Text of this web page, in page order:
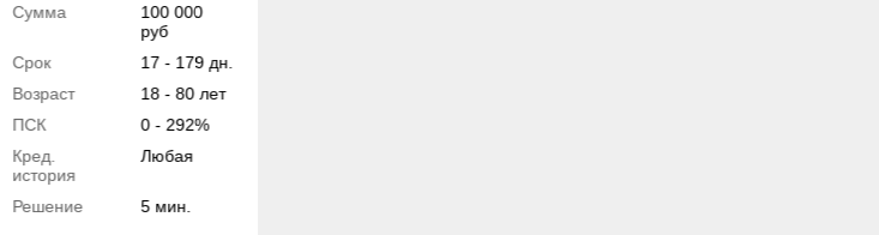
Сумма
100 000
руб
Срок
17 - 179 дн.
Возраст
18 - 80 лет
ПСК
0 - 292%
Кред.
история
Любая
Решение 5 мин.